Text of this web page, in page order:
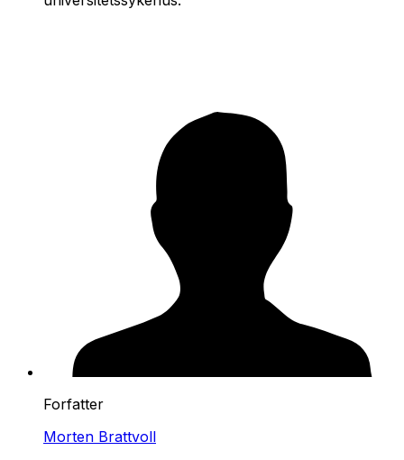
Forfatter
Morten Brattvoll